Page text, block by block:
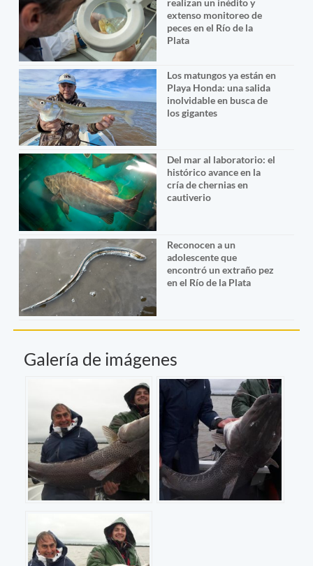
extenso monitoreo de
peces en el Río de la
Plata
Los matungos ya están en
Playa Honda: una salida
inolvidable en busca de
los gigantes
Del mar al laboratorio: el
histórico avance en la
cría de chernias en
cautiverio
Reconocen a un
adolescente que
encontró un extraño pez
en el Río de la Plata
Galería de imágenes